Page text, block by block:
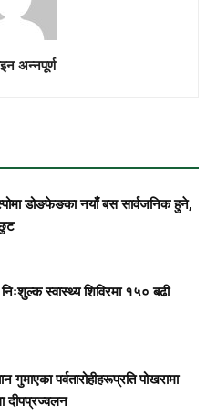
अन्नपूर्ण
डोङफेङका नयाँ बस सार्वजनिक हुने,
स्वास्थ्य शिविरमा १५० बढी
गुमाएका पर्वतारोहीहरूप्रति पोखरामा
दीपप्रज्वलन